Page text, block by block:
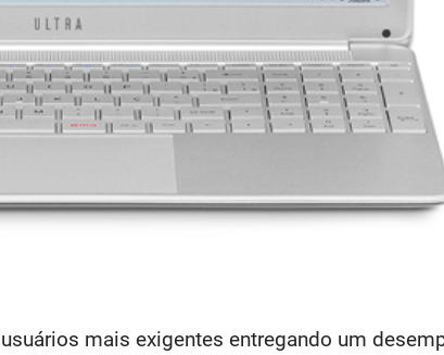
mais exigentes entregando um